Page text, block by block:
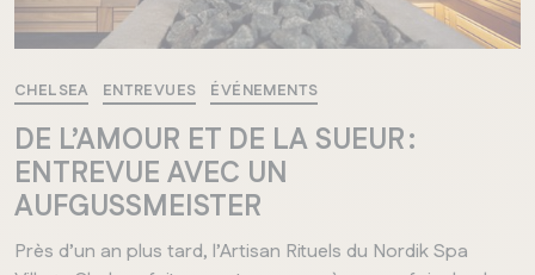
CHELSEA ENTREVUES ÉVÉNEMENTS
DE L’AMOUR ET DE LA SUEUR :
ENTREVUE AVEC UN
AUFGUSSMEISTER
Près d’un an plus tard, l’Artisan Rituels du Nordik Spa